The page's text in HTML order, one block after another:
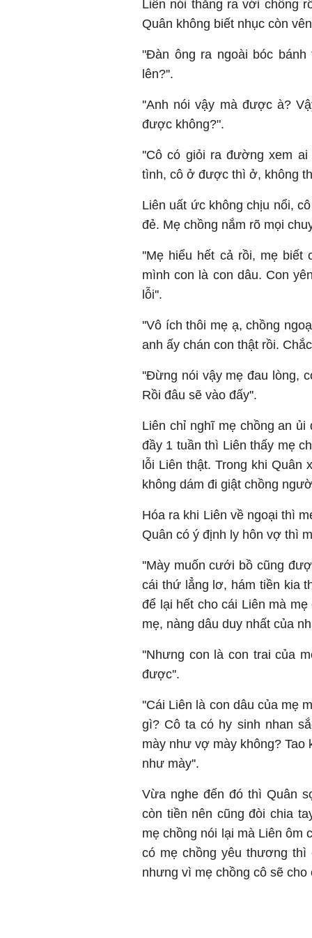
Liên nói thẳng ra với chồng
Quân không biết nhục còn
"Đàn ông ra ngoài bóc
lên?''.
''Anh nói vậy mà được à?
được không?".
''Cô có giỏi ra đường xem
tình, cô ở được thì ở, không
Liên uất ức không chịu nổi,
đẻ. Mẹ chồng nắm rõ mọi
''Mẹ hiểu hết cả rồi, mẹ biết
mình con là con dâu. Con
lỗi''.
''Vô ích thôi mẹ ạ, chồng
anh ấy chán con thật rồi.
''Đừng nói vậy mẹ đau lòng,
Rồi đâu sẽ vào đấy''.
Liên chỉ nghĩ mẹ chồng an
đầy 1 tuần thì Liên thấy mẹ
lỗi Liên thật. Trong khi
không dám đi giật chồng
Hóa ra khi Liên về ngoại thì
Quân có ý định ly hôn vợ thì
''Mày muốn cưới bồ cũng
cái thứ lẳng lơ, hám tiền kia
để lại hết cho cái Liên mà
mẹ, nàng dâu duy nhất của
''Nhưng con là con trai của
được''.
''Cái Liên là con dâu của mẹ
gì? Cô ta có hy sinh nhan
mày như vợ mày không?
như mày''.
Vừa nghe đến đó thì Quân
còn tiền nên cũng đòi chia
mẹ chồng nói lại mà Liên ôm
có mẹ chồng yêu thương
nhưng vì mẹ chồng cô sẽ